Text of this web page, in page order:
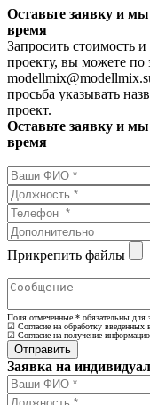
Оставьте заявку и
время
Запросить
проекту, вы можете по
просьба указывать
проект.
Оставьте заявку и
время
Прикрепить файлы
Поля отмеченные * обязательны для
☑ Согласие на обработку
☑ Согласие на получение
Заявка на